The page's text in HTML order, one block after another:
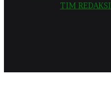
TIM REDAKSI